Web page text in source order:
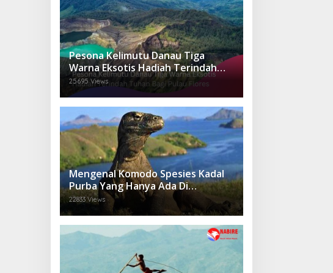
Pesona Kelimutu Danau Tiga
Warna Eksotis Hadiah Terindah
Tuhan Bagi Pulau Flores
25695 Views
Mengenal Komodo Spesies Kadal
Purba Yang Hanya Ada Di
Indonesia.
22833 Views